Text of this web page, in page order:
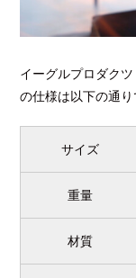
イーグルプロダク
の仕様は以下の通り
サイズ
重量
材質